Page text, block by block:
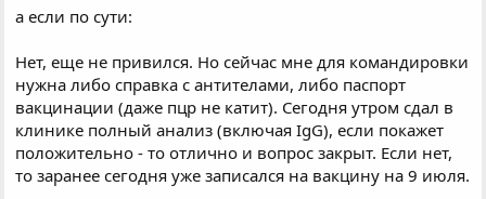
а если по сути:
Нет, еще не привился. Но сейчас мне для командировки
нужна либо справка с антителами, либо паспорт
вакцинации (даже пцр не катит). Сегодня утром сдал в
клинике полный анализ (включая IgG), если покажет
положительно - то отлично и вопрос закрыт. Если нет,
то заранее сегодня уже записался на вакцину на 9 июля.